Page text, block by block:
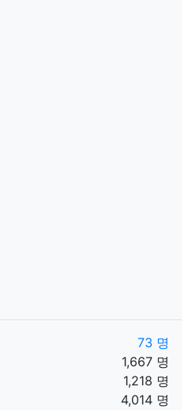
73 명
1,667 명
1,218 명
4,014 명